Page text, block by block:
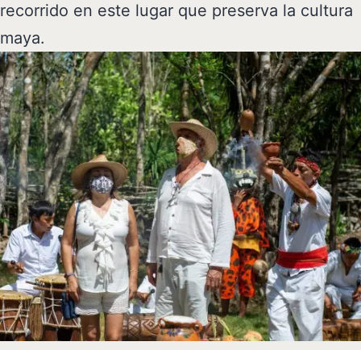
recorrido en este lugar que preserva la cultura
maya.